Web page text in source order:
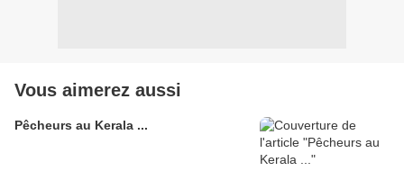
Vous aimerez aussi
Pêcheurs au Kerala ...